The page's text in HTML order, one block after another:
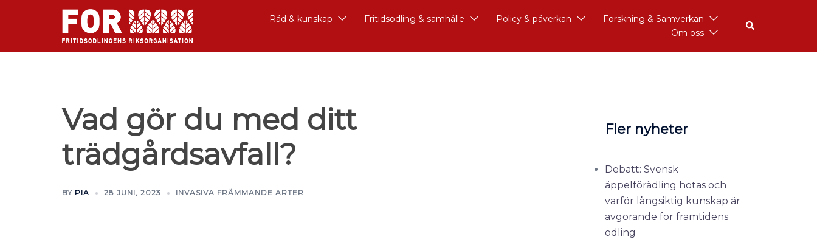
Råd & kunskap Fritidsodling & samhälle Policy & påverkan
Forskning & Samverkan
Om oss
Vad gör du med ditt
trädgårdsavfall?
BY PIA 28 JUNI, 2023 INVASIVA FRÄMMANDE ARTER
Fler nyheter
Debatt: Svensk
äppelförädling hotas och
varför långsiktig kunskap är
avgörande för framtidens
odling